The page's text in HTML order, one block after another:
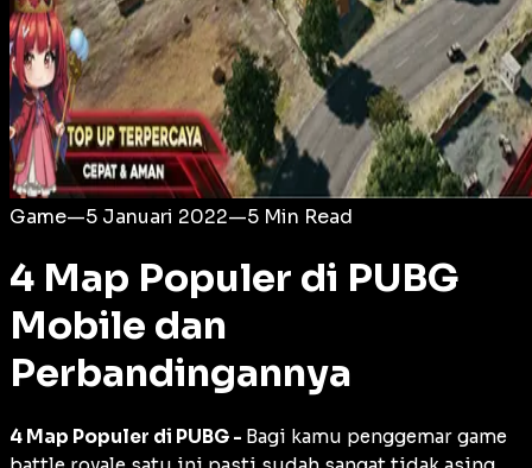
Game—5 Januari 2022—5 Min Read
4 Map Populer di PUBG
Mobile dan
Perbandingannya
4 Map Populer di PUBG - Bagi kamu penggemar game